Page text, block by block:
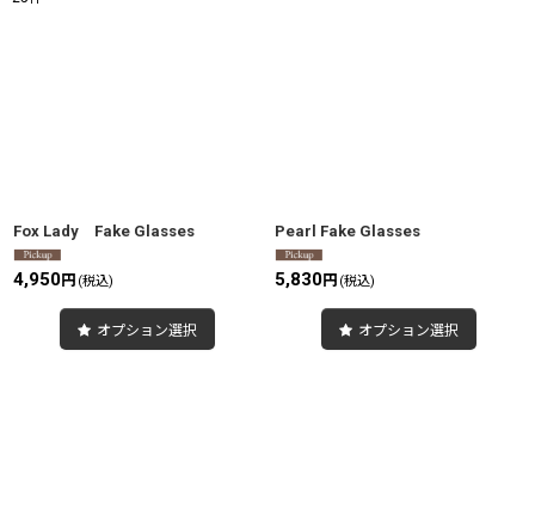
Fox Lady Fake Glasses
4,950円 (税込)
オプション選択
Pearl Fake Glasses
5,830円 (税込)
オプション選択